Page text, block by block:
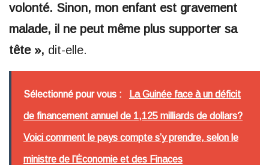
volonté. Sinon, mon enfant est gravement
malade, il ne peut même plus supporter sa
tête », dit-elle.
Sélectionné pour vous : La Guinée face à un déficit
de financement annuel de 1,125 milliards de dollars?
Voici comment le pays compte s’y prendre, selon le
ministre de l’Ėconomie et des Finaces